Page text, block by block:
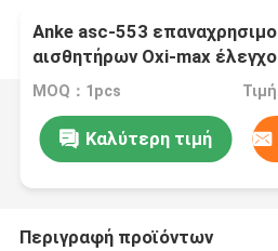
Anke asc-553
αισθητήρων Oxi-max
δάχτυλων τεχνολογίας
MOQ：1pcs
Καλύτερη τιμή
Περιγραφή προϊόντων